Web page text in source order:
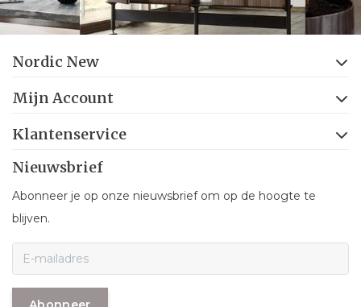
Nordic New
Mijn Account
Klantenservice
Nieuwsbrief
Abonneer je op onze nieuwsbrief om op de hoogte te
blijven.